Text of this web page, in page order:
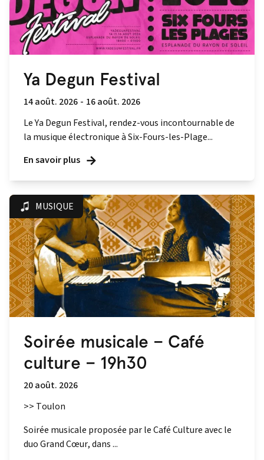
Ya Degun Festival
14 août. 2026 - 16 août. 2026
Le Ya Degun Festival, rendez-vous incontournable de
la musique électronique à Six-Fours-les-Plage...
En savoir plus
MUSIQUE
Soirée musicale – Café
culture – 19h30
20 août. 2026
>> Toulon
Soirée musicale proposée par le Café Culture avec le
duo Grand Cœur, dans ...